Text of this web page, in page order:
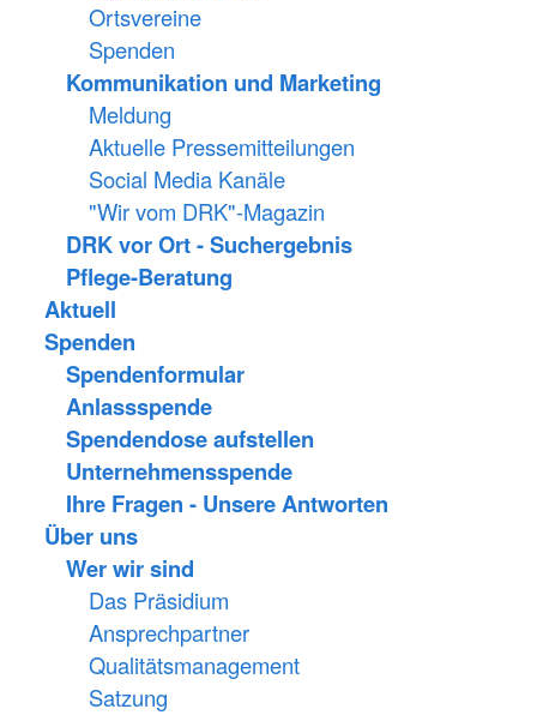
Ortsvereine
Spenden
Kommunikation und Marketing
Meldung
Aktuelle Pressemitteilungen
Social Media Kanäle
"Wir vom DRK"-Magazin
DRK vor Ort - Suchergebnis
Pflege-Beratung
Aktuell
Spenden
Spendenformular
Anlassspende
Spendendose aufstellen
Unternehmensspende
Ihre Fragen - Unsere Antworten
Über uns
Wer wir sind
Das Präsidium
Ansprechpartner
Qualitätsmanagement
Satzung